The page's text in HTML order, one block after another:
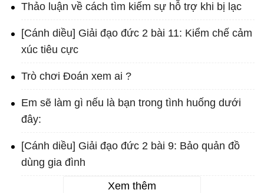
Thảo luận về cách tìm kiếm sự hỗ trợ khi bị lạc
[Cánh diều] Giải đạo đức 2 bài 11: Kiểm chế cảm
xúc tiêu cực
Trò chơi Đoán xem ai ?
Em sẽ làm gì nếu là bạn trong tình huống dưới
đây:
[Cánh diều] Giải đạo đức 2 bài 9: Bảo quản đồ
dùng gia đình
Xem thêm